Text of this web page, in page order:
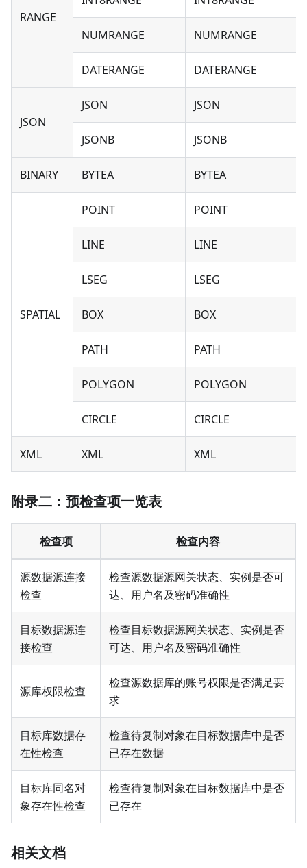
RANGE
NUMRANGE NUMRANGE
DATERANGE DATERANGE
JSON
JSON JSON
JSONB JSONB
BINARY BYTEA BYTEA
SPATIAL
POINT POINT
LINE LINE
LSEG LSEG
BOX BOX
PATH PATH
POLYGON POLYGON
CIRCLE CIRCLE
XML XML XML
附录二：预检查项一览表
检查项 检查内容
源数据源连接
检查
检查源数据源网关状态、实例是否可
达、用户名及密码准确性
目标数据源连
接检查
检查目标数据源网关状态、实例是否
可达、用户名及密码准确性
源库权限检查
检查源数据库的账号权限是否满足要
求
目标库数据存
在性检查
检查待复制对象在目标数据库中是否
已存在数据
目标库同名对
象存在性检查
检查待复制对象在目标数据库中是否
已存在
相关文档